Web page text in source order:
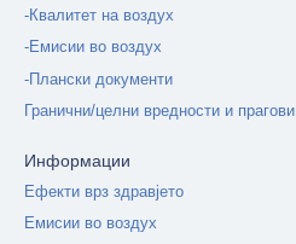
-Квалитет на воздух
-Емисии во воздух
-Плански документи
Гранични/целни вредности и прагови
Информации
Ефекти врз здравјето
Емисии во воздух